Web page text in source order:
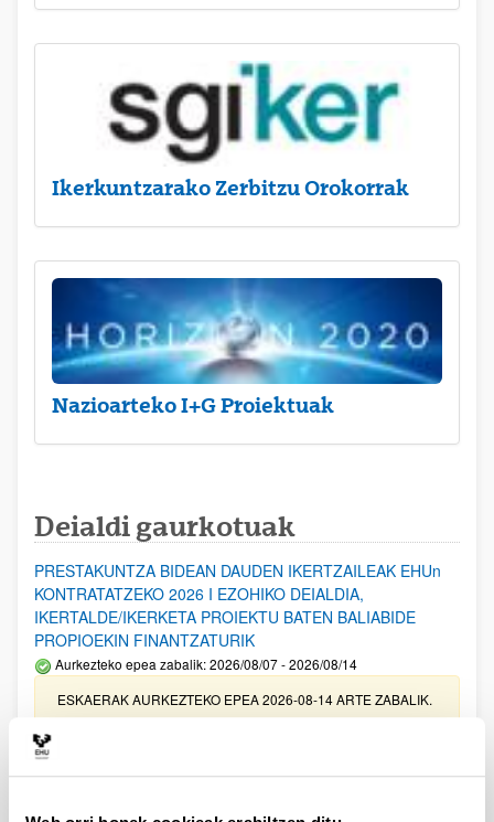
Ikerkuntzarako Zerbitzu Orokorrak
Nazioarteko I+G Proiektuak
Deialdi gaurkotuak
PRESTAKUNTZA BIDEAN DAUDEN IKERTZAILEAK EHUn
KONTRATATZEKO 2026 I EZOHIKO DEIALDIA,
IKERTALDE/IKERKETA PROIEKTU BATEN BALIABIDE
PROPIOEKIN FINANTZATURIK
Aurkezteko epea zabalik: 2026/08/07 - 2026/08/14
ESKAERAK AURKEZTEKO EPEA 2026-08-14 ARTE ZABALIK.
UPV/EHUn Azpiegitura Zientifikoa eta Funts Bibliografikoak
erosi eta berritzeko laguntzak 2026